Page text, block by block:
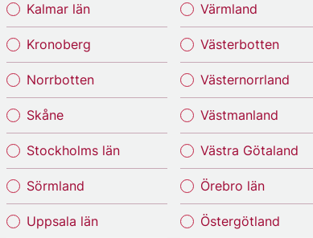
Kalmar län
Kronoberg
Norrbotten
Skåne
Stockholms län
Sörmland
Uppsala län
Värmland
Västerbotten
Västernorrland
Västmanland
Västra Götaland
Örebro län
Östergötland